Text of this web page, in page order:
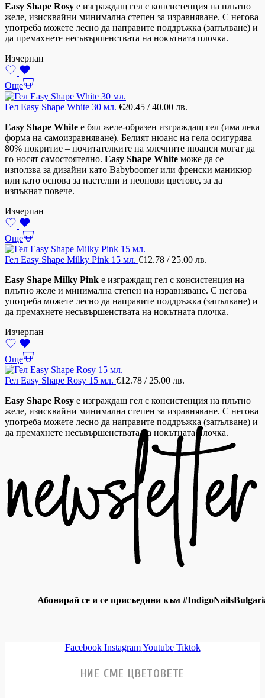
Easy Shape Rosy е изграждащ гел с консистенция на плътно
желе, изисквайни минимална степен за изравняване. С негова
употреба можете лесно да направите поддръжка (запълване) и
да премахнете несъвършенствата на нокътната плочка.
Изчерпан
Още
Гел Easy Shape White 30 мл. €20.45 / 40.00 лв.
Easy Shape White е бял желе-образен изграждащ гел (има лека
форма на самоизравняване). Белият нюанс на гела осигурява
80% покритие – почитателките на млечните нюанси могат да
го носят самостоятелно. Easy Shape White може да се
използва за дизайни като Babyboomer или френски маникюр
или като основа за пастелни и неонови цветове, за да
изпъкнат повече.
Изчерпан
Още
Гел Easy Shape Milky Pink 15 мл. €12.78 / 25.00 лв.
Easy Shape Milky Pink е изграждащ гел с консистенция на
плътно желе и минимална степен на изравняване. С негова
употреба можете лесно да направите поддръжка (запълване) и
да премахнете несъвършенствата на нокътната плочка.
Изчерпан
Още
Гел Easy Shape Rosy 15 мл. €12.78 / 25.00 лв.
Easy Shape Rosy е изграждащ гел с консистенция на плътно
желе, изисквайни минимална степен за изравняване. С негова
употреба можете лесно да направите поддръжка (запълване) и
да премахнете несъвършенствата на нокътната плочка.
Абонирай се и се присъедини към
Facebook Instagram Youtube Tiktok
НИЕ СМЕ ЦВЕТОВЕТЕ